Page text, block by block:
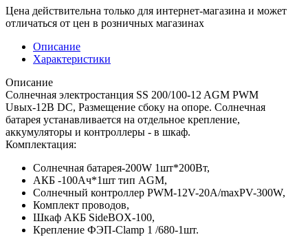
Цена действительна только для интернет-магазина и может
отличаться от цен в розничных магазинах
Описание
Характеристики
Описание
Солнечная электростанция SS 200/100-12 AGM PWM
Uвых-12В DC, Размещение сбоку на опоре. Солнечная
батарея устанавливается на отдельное крепление,
аккумуляторы и контроллеры - в шкаф.
Комплектация:
Солнечная батарея-200W 1шт*200Вт,
АКБ -100Aч*1шт тип AGM,
Солнечный контроллер PWM-12V-20A/maxPV-300W,
Комплект проводов,
Шкаф АКБ SideBOX-100,
Крепление ФЭП-Clamp 1 /680-1шт.